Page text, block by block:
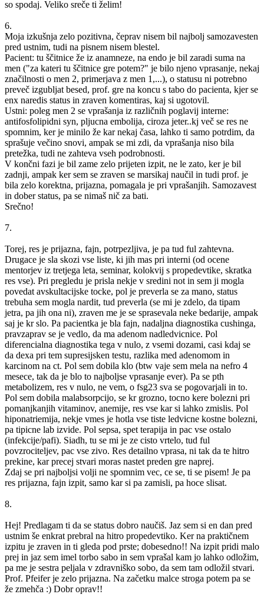
so spodaj. Veliko sreče ti želim!
6.
Moja izkušnja zelo pozitivna, čeprav nisem bil najbolj samozavesten
pred ustnim, tudi na pisnem nisem blestel.
Pacient: tu ščitnice že iz anamneze, na endo je bil zaradi suma na
men ("za kateri tu ščitnice gre potem?" je bilo njeno vprasanje, nekaj
značilnosti o men 2, primerjava z men 1,...), o statusu ni potrebno
preveč izgubljat besed, prof. gre na koncu s tabo do pacienta, kjer se
enx naredis status in zraven komentiras, kaj si ugotovil.
Ustni: poleg men 2 se vprašanja iz različnih poglavij interne:
antifosfolipidni syn, pljucna embolija, ciroza jeter..kj več se res ne
spomnim, ker je minilo že kar nekaj časa, lahko ti samo potrdim, da
sprašuje večino snovi, ampak se mi zdi, da vprašanja niso bila
pretežka, tudi ne zahteva vseh podrobnosti.
V končni fazi je bil zame zelo prijeten izpit, ne le zato, ker je bil
zadnji, ampak ker sem se zraven se marsikaj naučil in tudi prof. je
bila zelo korektna, prijazna, pomagala je pri vprašanjih. Samozavest
in dober status, pa se nimaš nič za bati.
Srečno!
7.
Torej, res je prijazna, fajn, potrpezljiva, je pa tud ful zahtevna.
Drugace je sla skozi vse liste, ki jih mas pri interni (od ocene
mentorjev iz tretjega leta, seminar, kolokvij s propedevtike, skratka
res vse). Pri pregledu je prisla nekje v sredini not in sem ji mogla
povedat avskultacijske tocke, pol je preverla se za mano, status
trebuha sem mogla nardit, tud preverla (se mi je zdelo, da tipam
jetra, pa jih ona ni), zraven me je se sprasevala neke bedarije, ampak
saj je kr slo. Pa pacientka je bla fajn, nadaljna diagnostika cushinga,
pravzaprav se je vedlo, da ma adenom nadledvicnice. Pol
diferencialna diagnostika tega v nulo, z vsemi dozami, casi kdaj se
da dexa pri tem supresijsken testu, razlika med adenomom in
karcinom na ct. Pol sem dobila klo (btw vaje sem mela na nefro 4
mesece, tak da je blo to najboljse vprasanje ever). Pa se pth
metabolizem, res v nulo, ne vem, o fsg23 sva se pogovarjali in to.
Pol sem dobila malabsorpcijo, se kr grozno, tocno kere bolezni pri
pomanjkanjih vitaminov, anemije, res vse kar si lahko zmislis. Pol
hiponatriemija, nekje vmes je hotla vse tiste ledvicne kostne bolezni,
pa tipicne lab izvide. Pol sepsa, spet terapija in pac vse ostalo
(infekcije/pafi). Siadh, tu se mi je ze cisto vrtelo, tud ful
povzrociteljev, pac vse zivo. Res detailno vprasa, ni tak da te hitro
prekine, kar precej stvari moras nastet preden gre naprej.
Zdaj se pri najboljsi volji ne spomnim vec, ce se, ti se pisem! Je pa
res prijazna, fajn izpit, samo kar si pa zamisli, pa hoce slisat.
8.
Hej! Predlagam ti da se status dobro naučiš. Jaz sem si en dan pred
ustnim še enkrat prebral na hitro propedevtiko. Ker na praktičnem
izpitu je zraven in ti gleda pod prste; dobesedno!! Na izpit pridi malo
prej in jaz sem imel torbo sabo in sem vprašal kam jo lahko odložim,
pa me je sestra peljala v zdravniško sobo, da sem tam odložil stvari.
Prof. Pfeifer je zelo prijazna. Na začetku malce stroga potem pa se
že zmehča :) Dobr oprav!!